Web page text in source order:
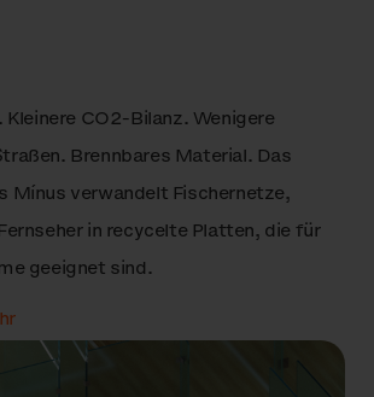
(HPL)
Kleinere CO2-Bilanz. Wenigere
Brennbares Material. Das
Mínus verwandelt Fischernetze,
in recycelte Platten, die für
geeignet sind.